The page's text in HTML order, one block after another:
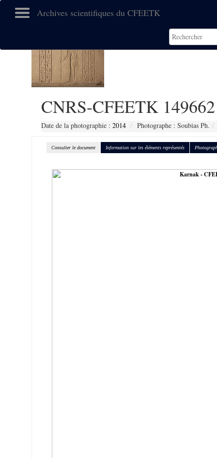
Archives scientifiques du CFEETK
CNRS-CFEETK 149662
Date de la photographie : 2014 Photographe : Soubias Ph.
Consulter le document Information sur les éléments représentés